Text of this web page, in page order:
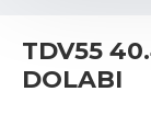
TDV55
DOLABI